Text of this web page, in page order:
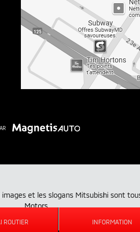
ROUTIER INFORMATION
et les slogans Mitsubishi sont
Motors.